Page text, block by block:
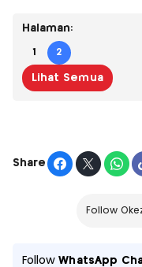
Halaman:
1 2
Lihat Semua
Share
Follow
FollowWhatsApp